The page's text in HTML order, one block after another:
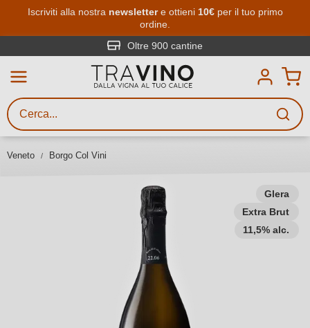
Passa al contenuto principale
Iscriviti alla nostra newslettere ottieni 10€per il tuo primo
ordine.
Oltre 900 cantine
Veneto Borgo Col Vini
Glera
Extra Brut
11,5% alc.
Ricerca vini
Inserisci almeno 3 caratteri
gusto, occasione, nome del vino,
vitigno, regione, cantina o altri